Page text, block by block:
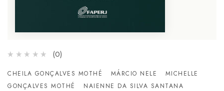
(0)
CHEILA GONÇALVES MOTHÉ MÁRCIO NELE
MICHELLE
GONÇALVES MOTHÉ
NAIENNE DA SILVA SANTANA